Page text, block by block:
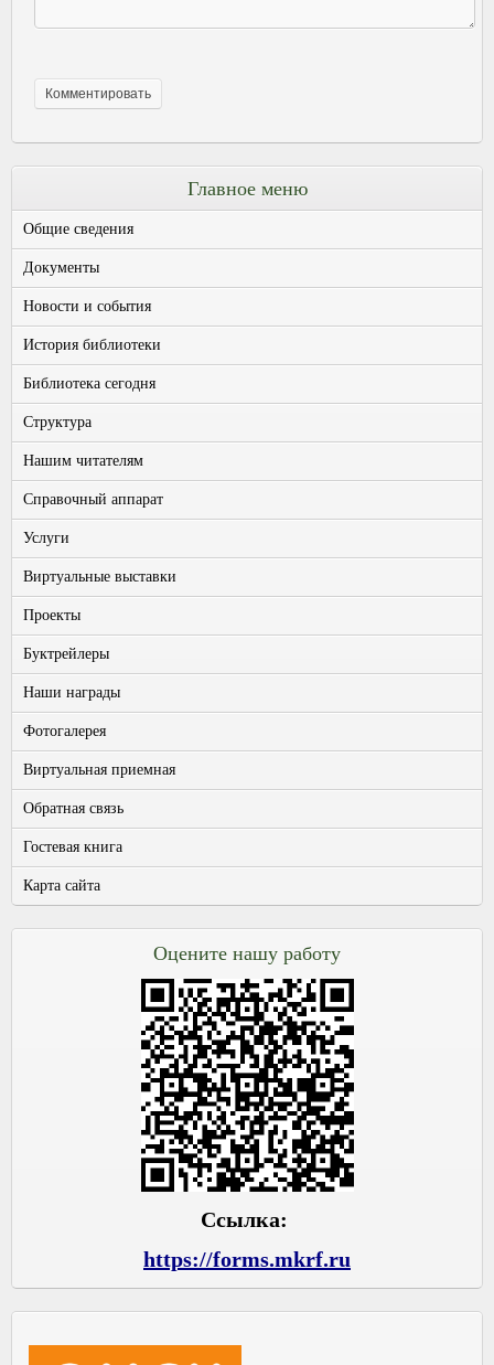
Главное меню
Общие сведения
Документы
Новости и события
История библиотеки
Библиотека сегодня
Структура
Нашим читателям
Справочный аппарат
Услуги
Виртуальные выставки
Проекты
Буктрейлеры
Наши награды
Фотогалерея
Виртуальная приемная
Обратная связь
Гостевая книга
Карта сайта
Оцените нашу работу
Ссылка:
https://forms.mkrf.ru